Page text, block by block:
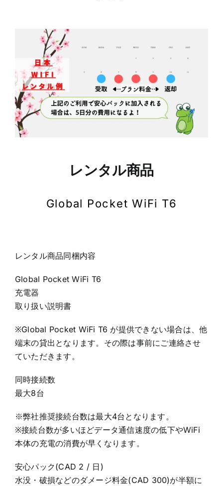
レンタル商品
Global Pocket WiFi T6
レンタル商品同梱内容
Global Pocket WiFi T6
充電器
取り扱い説明書
※Global Pocket WiFi T6 が提供できない場合は、他
端末の貸出となります。その際は事前にご連絡させ
ていただきます。
同時接続数
最大8台
※弊社推奨接続台数は最大4台となります。
※接続台数が多いほどデータ通信速度の低下やWiFi
本体の充電の消費が早くなります。
安心パック(CAD 2 / 日)
水没・破損などのダメージ料金(CAD 300)が半額に